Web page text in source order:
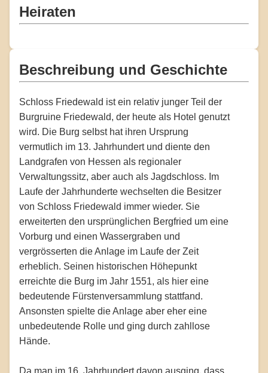
Heiraten
Beschreibung und Geschichte
Schloss Friedewald ist ein relativ junger Teil der
Burgruine Friedewald, der heute als Hotel genutzt
wird. Die Burg selbst hat ihren Ursprung
vermutlich im 13. Jahrhundert und diente den
Landgrafen von Hessen als regionaler
Verwaltungssitz, aber auch als Jagdschloss. Im
Laufe der Jahrhunderte wechselten die Besitzer
von Schloss Friedewald immer wieder. Sie
erweiterten den ursprünglichen Bergfried um eine
Vorburg und einen Wassergraben und
vergrösserten die Anlage im Laufe der Zeit
erheblich. Seinen historischen Höhepunkt
erreichte die Burg im Jahr 1551, als hier eine
bedeutende Fürstenversammlung stattfand.
Ansonsten spielte die Anlage aber eher eine
unbedeutende Rolle und ging durch zahllose
Hände.